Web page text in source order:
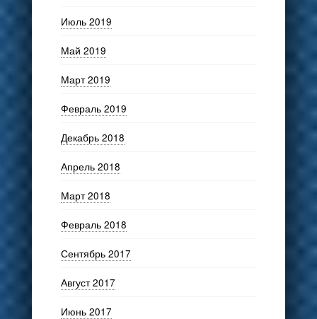
Июль 2019
Май 2019
Март 2019
Февраль 2019
Декабрь 2018
Апрель 2018
Март 2018
Февраль 2018
Сентябрь 2017
Август 2017
Июнь 2017